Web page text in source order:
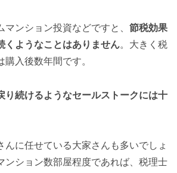
マンション投資などですと、 節税効果
くようなことはありません。大きく税
入後数年間です。
り続けるようなセールストークには十
んに任せている大家さんも多いでしょ
ンション数部屋程度であれば、税理士